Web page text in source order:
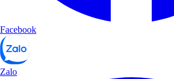
Facebook
Zalo